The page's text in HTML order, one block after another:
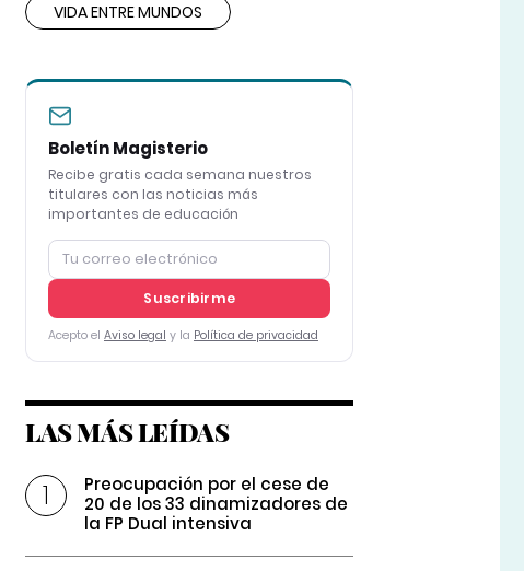
VIDA ENTRE MUNDOS
Boletín Magisterio
Recibe gratis cada semana nuestros
titulares con las noticias más
importantes de educación
Suscribirme
Acepto el Aviso legal y la Política de privacidad
LAS MÁS LEÍDAS
Preocupación por el cese de
20 de los 33 dinamizadores de
la FP Dual intensiva